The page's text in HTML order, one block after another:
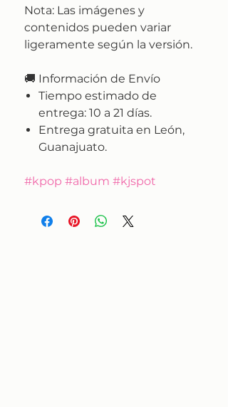
Nota: Las imágenes y
contenidos pueden variar
ligeramente según la versión.
🚚 Información de Envío
Tiempo estimado de
entrega: 10 a 21 días.
Entrega gratuita en León,
Guanajuato.
#kpop #album #kjspot